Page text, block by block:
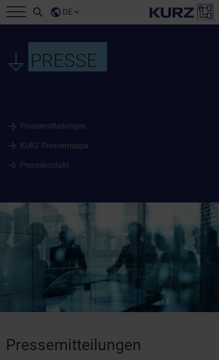
DE
PRESSE
Pressemitteilungen
KURZ-Pressemappe
Pressekontakt
Pressemitteilungen